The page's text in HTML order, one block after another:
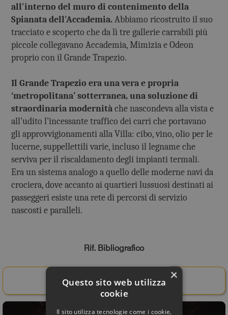
all'interno del muro di contenimento della
Spianata dell'Accademia.Abbiamo ricostruito il suo
tracciato e scoperto che da lì tre gallerie carrabili più
piccole collegavano Accademia, Mimizia e Odeon
proprio con il Grande Trapezio.
Il Grande Trapezio era una vera e propria
‘metropolitana’ sotterranea, una soluzione di
straordinaria modernitàche nascondeva alla vista e
all’udito l’incessante traffico dei carri che portavano
gli approvvigionamenti alla Villa: cibo, vino, olio per le
lucerne, suppellettili varie, incluso il legname che
serviva per il riscaldamento degli impianti termali.
Era un sistema analogo a quello delle moderne navi da
crociera, dove accanto ai quartieri lussuosi destinati ai
passeggeri esiste una rete di percorsi di servizio
nascosti e paralleli.
Rif. Bibliografico
Acquista il libro da qui!
×
Questo sito web utilizza
cookie
Il sito utilizza tecnologie come i cookie,